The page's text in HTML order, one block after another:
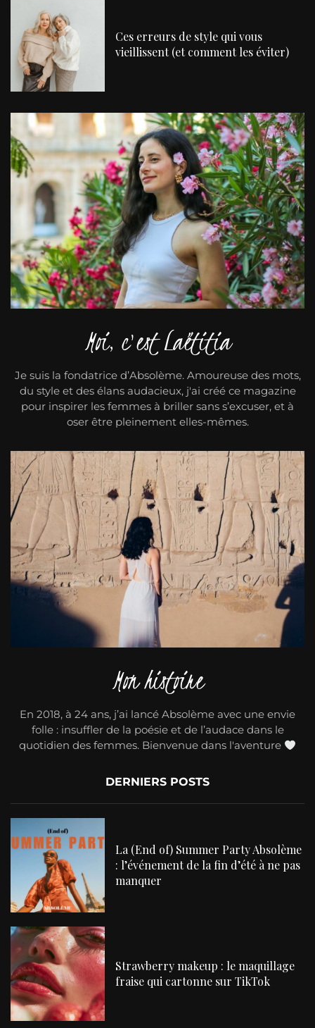
Ces erreurs de style qui vous
vieillissent (et comment les éviter)
Moi, c'est Laëtitia
Je suis la fondatrice d’Absolème. Amoureuse des mots,
du style et des élans audacieux, j'ai créé ce magazine
pour inspirer les femmes à briller sans s’excuser, et à
oser être pleinement elles-mêmes.
Mon histoire
En 2018, à 24 ans, j’ai lancé Absolème avec une envie
folle : insuffler de la poésie et de l’audace dans le
quotidien des femmes. Bienvenue dans l'aventure
DERNIERS POSTS
La (End of) Summer Party Absolème
: l’événement de la fin d’été à ne pas
manquer
Strawberry makeup : le maquillage
fraise qui cartonne sur TikTok